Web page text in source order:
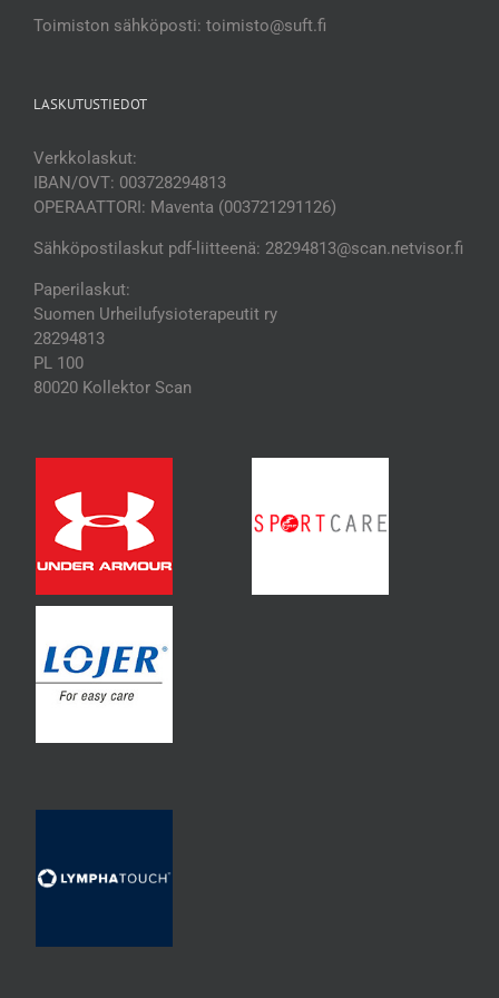
Toimiston sähköposti: toimisto@suft.fi
LASKUTUSTIEDOT
Verkkolaskut:
IBAN/OVT: 003728294813
OPERAATTORI: Maventa (003721291126)
Sähköpostilaskut pdf-liitteenä: 28294813@scan.netvisor.fi
Paperilaskut:
Suomen Urheilufysioterapeutit ry
28294813
PL 100
80020 Kollektor Scan